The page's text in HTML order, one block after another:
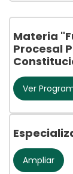
Materia
Procesal
Ver
Ampliar